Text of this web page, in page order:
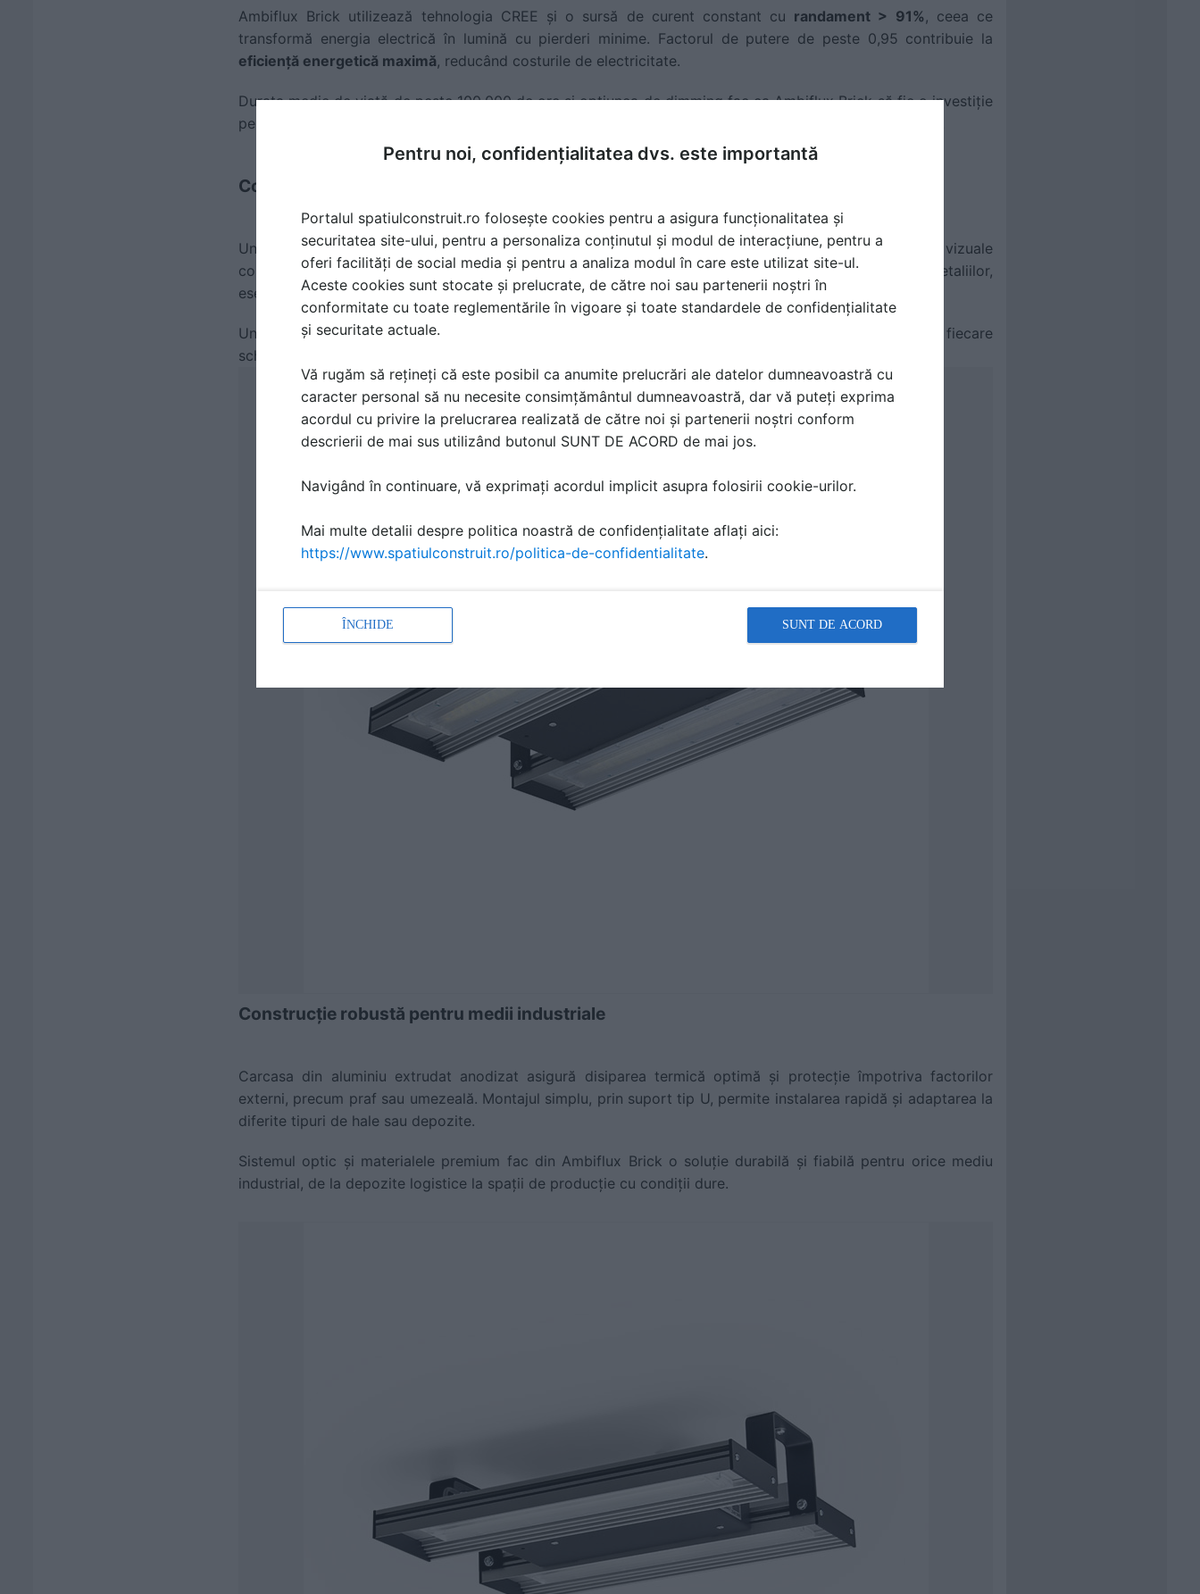
Ambiflux Brick utilizează tehnologia CREE și o sursă de curent constant cu randament > 91% , ceea ce
transformă energia electrică în lumină cu pierderi minime. Factorul de putere de peste 0,95 contribuie la
eficiență energetică maximă, reducând costurile de electricitate.
Durata medie de viață de peste 100.000 de ore și opțiunea de dimming fac ca Ambiflux Brick să fie o investiție
pe termen lung, eliminând cheltuielile frecvente de întreținere și înlocuire a corpurilor de iluminat clasice.
Confort vizual și performanță optimă
Un depozit sau o hală nu este doar mai sigură, ci și mai eficientă dacă angajații pot lucra în condiții vizuale
confortabile. Ambiflux Brick are CRI > 80, ceea ce permite recunoașterea corectă a culorilor și detaliilor,
esențial în verificarea produselor sau manipularea mărfurilor.
Uniformitatea luminoasă excelentă reduce oboseala vizuală și crește productivitatea, transformând fiecare
schimb într-o experiență mai sigură și mai eficientă.
Construcție robustă pentru medii industriale
Carcasa din aluminiu extrudat anodizat asigură disiparea termică optimă și protecție împotriva factorilor
externi, precum praf sau umezeală. Montajul simplu, prin suport tip U, permite instalarea rapidă și adaptarea la
diferite tipuri de hale sau depozite.
Sistemul optic și materialele premium fac din Ambiflux Brick o soluție durabilă și fiabilă pentru orice mediu
industrial, de la depozite logistice la spații de producție cu condiții dure.
Pentru noi, confidențialitatea dvs. este importantă
Portalul spatiulconstruit.ro folosește cookies pentru a asigura funcționalitatea și
securitatea site-ului, pentru a personaliza conținutul și modul de interacțiune, pentru a
oferi facilități de social media și pentru a analiza modul în care este utilizat site-ul.
Aceste cookies sunt stocate și prelucrate, de către noi sau partenerii noștri în
conformitate cu toate reglementările în vigoare și toate standardele de confidențialitate
și securitate actuale.
Vă rugăm să rețineți că este posibil ca anumite prelucrări ale datelor dumneavoastră cu
caracter personal să nu necesite consimțământul dumneavoastră, dar vă puteți exprima
acordul cu privire la prelucrarea realizată de către noi și partenerii noștri conform
descrierii de mai sus utilizând butonul SUNT DE ACORD de mai jos.
Navigând în continuare, vă exprimați acordul implicit asupra folosirii cookie-urilor.
Mai multe detalii despre politica noastră de confidențialitate aflați aici:
https://www.spatiulconstruit.ro/politica-de-confidentialitate.
ÎNCHIDE SUNT DE ACORD